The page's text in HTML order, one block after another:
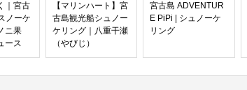
｜宮古
ノーケ
ニ果
ース
【マリンハート】宮
古島観光船シュノー
ケリング｜八重干瀬
（やびじ）
宮古島 ADVENTUR
E PiPi | シュノーケ
リング